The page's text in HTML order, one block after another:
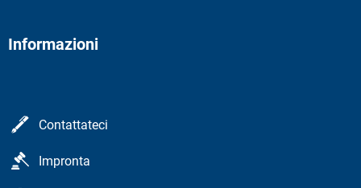
Informazioni
Contattateci
Impronta